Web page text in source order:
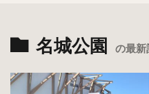
名城公園 の最